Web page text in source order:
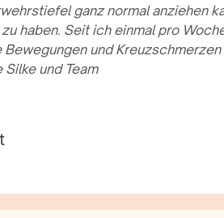
ganz normal anziehen
haben. Seit ich einmal pro
Bewegungen und
Silke und Team